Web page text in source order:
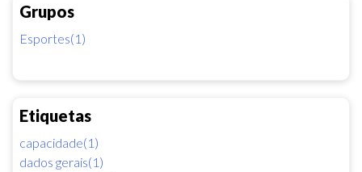
Grupos
Esportes(1)
Etiquetas
capacidade(1)
dados gerais(1)